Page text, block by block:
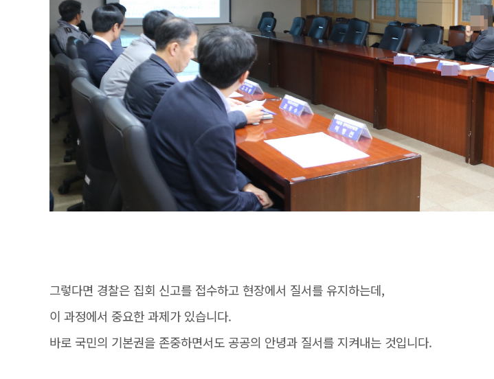
그렇다면 경찰은 집회 신고를 접수하고 현장에서 질서를 유지하는데,
이 과정에서 중요한 과제가 있습니다.
바로 국민의 기본권을 존중하면서도 공공의 안녕과 질서를 지켜내는 것입니다.